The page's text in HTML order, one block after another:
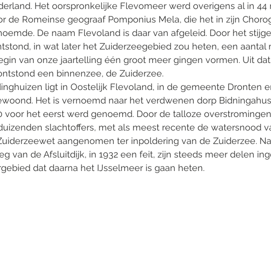
Het oorspronkelijke Flevomeer werd overigens al in 44
de Romeinse geograaf Pomponius Mela, die het in zijn
De naam Flevoland is daar van afgeleid. Door het
in wat later het Zuiderzeegebied zou heten, een aantal
van onze jaartelling één groot meer gingen vormen. Uit dat
een binnenzee, de Zuiderzee.
ligt in Oostelijk Flevoland, in de gemeente Dronten
Het is vernoemd naar het verdwenen dorp
voor het eerst werd genoemd. Door de talloze
slachtoffers, met als meest recente de watersnood
aangenomen ter inpoldering van de Zuiderzee.
van de Afsluitdijk, in 1932 een feit, zijn steeds meer delen
dat daarna het IJsselmeer is gaan heten.